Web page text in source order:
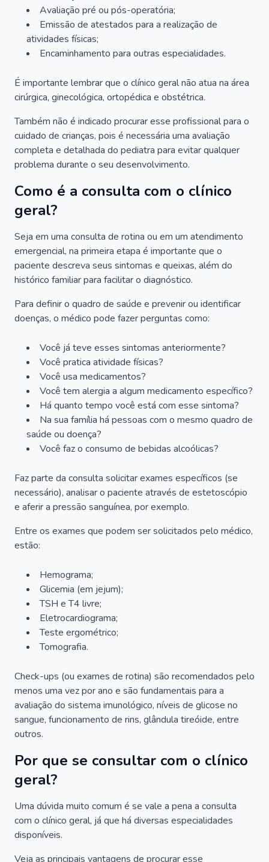
Avaliação pré ou pós-operatória;
Emissão de atestados para a realização de
atividades físicas;
Encaminhamento para outras especialidades.
É importante lembrar que o clínico geral não atua na área
cirúrgica, ginecológica, ortopédica e obstétrica.
Também não é indicado procurar esse profissional para o
cuidado de crianças, pois é necessária uma avaliação
completa e detalhada do pediatra para evitar qualquer
problema durante o seu desenvolvimento.
Como é a consulta com o clínico
geral?
Seja em uma consulta de rotina ou em um atendimento
emergencial, na primeira etapa é importante que o
paciente descreva seus sintomas e queixas, além do
histórico familiar para facilitar o diagnóstico.
Para definir o quadro de saúde e prevenir ou identificar
doenças, o médico pode fazer perguntas como:
Você já teve esses sintomas anteriormente?
Você pratica atividade físicas?
Você usa medicamentos?
Você tem alergia a algum medicamento específico?
Há quanto tempo você está com esse sintoma?
Na sua família há pessoas com o mesmo quadro de
saúde ou doença?
Você faz o consumo de bebidas alcoólicas?
Faz parte da consulta solicitar exames específicos (se
necessário), analisar o paciente através de estetoscópio
e aferir a pressão sanguínea, por exemplo.
Entre os exames que podem ser solicitados pelo médico,
estão:
Hemograma;
Glicemia (em jejum);
TSH e T4 livre;
Eletrocardiograma;
Teste ergométrico;
Tomografia.
Check-ups (ou exames de rotina) são recomendados pelo
menos uma vez por ano e são fundamentais para a
avaliação do sistema imunológico, níveis de glicose no
sangue, funcionamento de rins, glândula tireóide, entre
outros.
Por que se consultar com o clínico
geral?
Uma dúvida muito comum é se vale a pena a consulta
com o clínico geral, já que há diversas especialidades
disponíveis.
Veja as principais vantagens de procurar esse